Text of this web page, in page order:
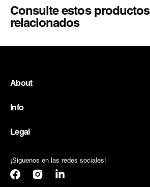
Consulte estos productos
relacionados
About
Info
Legal
¡Síguenos en las redes sociales!
FacebookInstagramTranslation